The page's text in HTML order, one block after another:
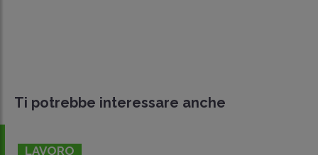
Ti potrebbe interessare anche
LAVORO